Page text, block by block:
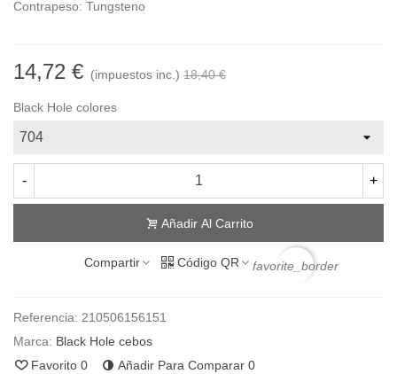
Contrapeso: Tungsteno
14,72 € (impuestos inc.) 18,40 €
Black Hole colores
- +
Añadir Al Carrito
Compartir Código QR favorite_border
Referencia: 210506156151
Marca: Black Hole cebos
Favorito 0 Añadir Para Comparar 0